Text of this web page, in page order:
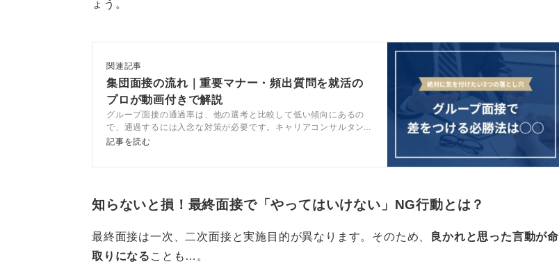
には、うなずくなどのリアクションをすることが必要です。
また、ときには予想外の質問や発想力を試す質問が出される場合もあります。
その際には、対応力を見られていると考え、正解を出そうとせず、考えたことを
話すようにしましょう。途中で黙ってしまう、沈黙してしまうのは避けるべきで
す。
ょう。
関連記事
集団面接の流れ｜重要マナー・頻出質問を就活の
プロが動画付きで解説
グループ面接の通過率は、他の選考と比較して低い傾向にあるの
で、通過するには入念な対策が必要です。キャリアコンサルタン
トが、よく聞かれる質問と回答例を挙げて解説します。グループ
記事を読む
知らないと損！最終面接で「やってはいけない」NG行動とは？
最終面接は一次、二次面接と実施目的が異なります。そのため、
良かれと思った言動が命
取りになる ことも…。